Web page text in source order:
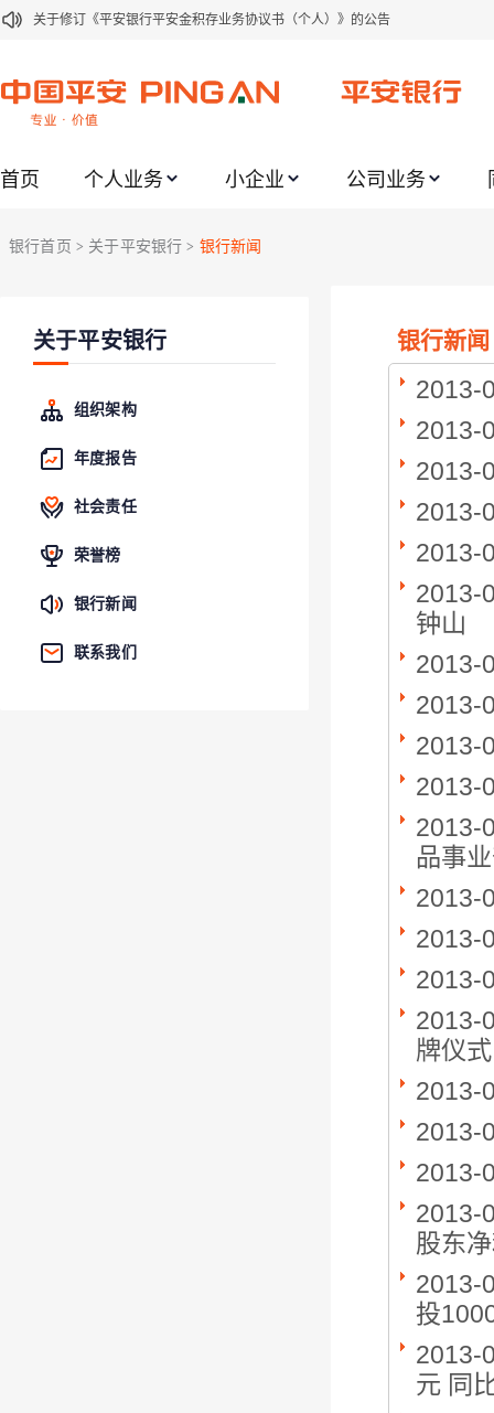
关于修订《平安银行平安金积存业务协议书（个人）》的公告
关于2021年劳动节期间代理贵金属业务风险提示的通知
关于加强代理贵金属业务风险防范的提示
关于进一步加强代理贵金属业务风险防范的提示
关于平安银行电子版信用卡更名为平安银行数字信用卡的公告
首页 个人业务 小企业 公司业务
银行首页 > 关于平安银行 > 银行新闻
关于平安银行
组织架构
年度报告
社会责任
荣誉榜
银行新闻
联系我们
银行新闻
2013-
2013-
2013-
2013-
2013-
2013-
钟山
2013-
2013-
2013-
2013-
2013-
品事
2013-
2013-
2013-
2013-
牌仪式
2013-
2013-
2013-
2013-
股东
2013-
投
2013-
元 同